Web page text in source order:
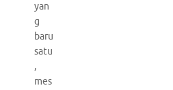
yan
g
baru
satu
,
mes